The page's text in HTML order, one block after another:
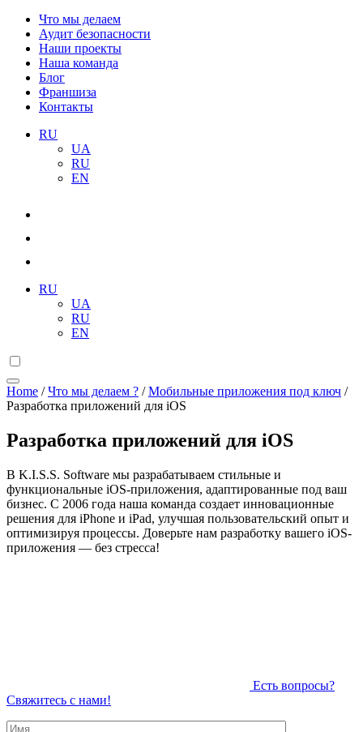
Что мы делаем
Аудит безопасности
Наши проекты
Наша команда
Блог
Франшиза
Контакты
RU
UA
RU
EN
RU
UA
RU
EN
Home /Что мы делаем ? /Мобильные приложения под ключ /
Разработка приложений для iOS
Разработка приложений для iOS
В K.I.S.S. Software мы разрабатываем стильные и
функциональные iOS-приложения, адаптированные под ваш
бизнес. С 2006 года наша команда создает инновационные
решения для iPhone и iPad, улучшая пользовательский опыт и
оптимизируя процессы. Доверьте нам разработку вашего iOS-
приложения — без стресса!
Есть вопросы?
Свяжитесь с нами!